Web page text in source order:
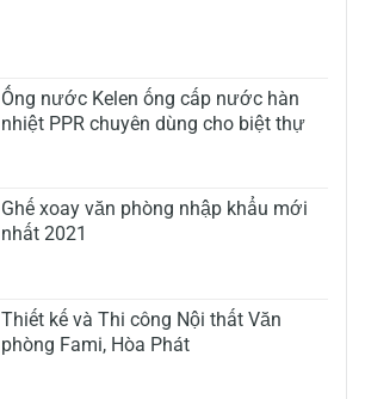
Ống nước Kelen ống cấp nước hàn
nhiệt PPR chuyên dùng cho biệt thự
Ghế xoay văn phòng nhập khẩu mới
nhất 2021
Thiết kế và Thi công Nội thất Văn
phòng Fami, Hòa Phát